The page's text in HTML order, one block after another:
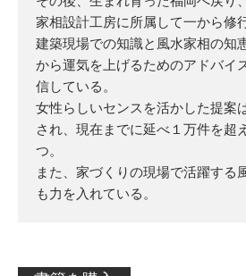
家相設計工房に所属して一から修
建築現場での知識と風水家相の知
から運気を上げるためのアドバイ
信している。
女性らしいセンスを活かした提案
され、現在までに延べ１万件を超
つ。
また、家づくりの現場で活躍する
も力を入れている。